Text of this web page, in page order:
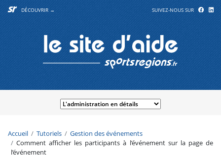
DÉCOUVRIR → SUIVEZ-NOUS SUR
Accueil Tutoriels
Gestion des événements
Comment afficher les participants à l’événement sur la page de
l’événement